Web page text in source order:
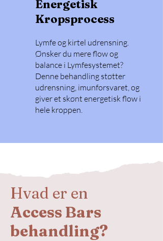
Energetisk
Kropsprocess
Lymfe og kirtel udrensning.
Ønsker du mere flow og
balance i Lymfesystemet?
Denne behandling støtter
udrensning, imunforsvaret, og
giver et skønt energetisk flow i
hele kroppen.
Hvad er en
Access Bars
behandling?